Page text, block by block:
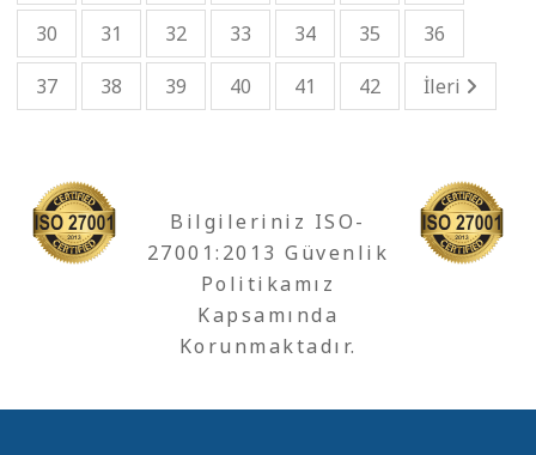
30
31 32 33 34 35
36
37
38 39 40 41 42 İleri
Bilgileriniz ISO-
27001:2013 Güvenlik
Politikamız
Kapsamında
Korunmaktadır.